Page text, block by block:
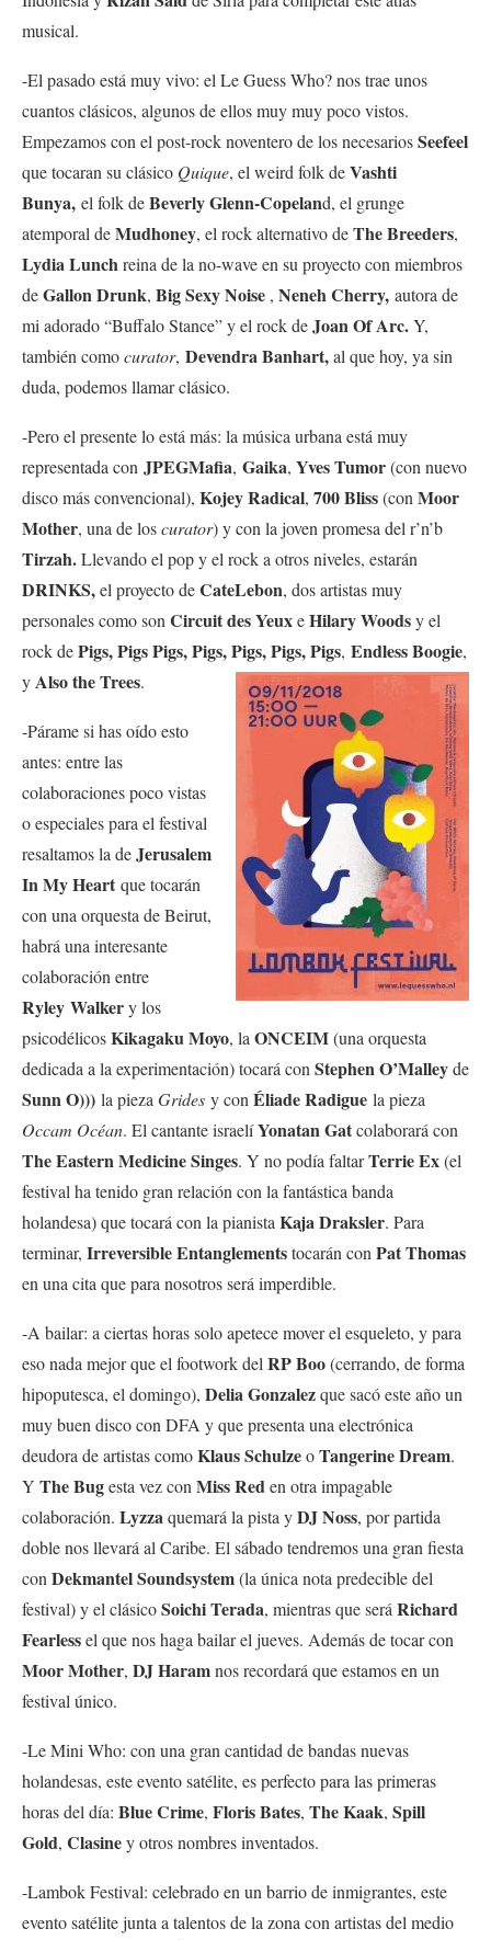
musical.
-El pasado está muy vivo: el Le Guess Who? nos trae unos
cuantos clásicos, algunos de ellos muy muy poco vistos.
Empezamos con el post-rock noventero de los necesariosSeefeel
que tocaran su clásico Quique, el weird folk deVashti
Bunya, el folk deBeverly Glenn-Copeland, el grunge
atemporal deMudhoney, el rock alternativo deThe Breeders,
Lydia Lunchreina de la no-wave en su proyecto con miembros
deGallon Drunk, Big Sexy Noise , Neneh Cherry, autora de
mi adorado “Buffalo Stance” y el rock deJoan Of Arc.Y,
también comocurator, Devendra Banhart,al que hoy, ya sin
duda, podemos llamar clásico.
-Pero el presente lo está más: la música urbana está muy
representada con JPEGMafia, Gaika, Yves Tumor(con nuevo
disco más convencional), Kojey Radical, 700 Bliss(con Moor
Mother, una de loscurator) y con la joven promesa del r’n’b
Tirzah.Llevando el pop y el rock a otros niveles, estarán
DRINKS,el proyecto deCateLebon, dos artistas muy
personales como son Circuit des YeuxeHilary Woodsy el
rock dePigs, Pigs Pigs, Pigs, Pigs, Pigs, Pigs, Endless Boogie,
yAlso the Trees.
-Párame si has oído esto
antes: entre las
colaboraciones poco vistas
o especiales para el festival
resaltamos la deJerusalem
In My Heart que tocarán
con una orquesta de Beirut,
habrá una interesante
colaboración entre
Ryley Walkery los
psicodélicosKikagaku Moyo, la ONCEIM(una orquesta
dedicada a la experimentación) tocará con Stephen O’Malleyde
Sunn O))) la pieza Grides y con Éliade Radigue la pieza
Occam Océan. El cantante israelíYonatan Gatcolaborará con
The Eastern Medicine Singes. Y no podía faltarTerrie Ex(el
festival ha tenido gran relación con la fantástica banda
holandesa) que tocará con la pianista Kaja Draksler. Para
terminar, Irreversible Entanglementstocarán con Pat Thomas
en una cita que para nosotros será imperdible.
-A bailar: a ciertas horas solo apetece mover el esqueleto, y para
eso nada mejor que el footwork del RP Boo(cerrando, de forma
hipoputesca, el domingo), Delia Gonzalezque sacó este año un
muy buen disco con DFA y que presenta una electrónica
deudora de artistas comoKlaus SchulzeoTangerine Dream.
Y The Bugesta vez con Miss Reden otra impagable
colaboración. Lyzzaquemará la pista yDJ Noss, por partida
doble nos llevará al Caribe. El sábado tendremos una gran fiesta
con Dekmantel Soundsystem(la única nota predecible del
festival) y el clásicoSoichi Terada, mientras que será Richard
Fearlessel que nos haga bailar el jueves. Además de tocar con
Moor Mother, DJ Haramnos recordará que estamos en un
festival único.
-Le Mini Who: con una gran cantidad de bandas nuevas
holandesas, este evento satélite, es perfecto para las primeras
horas del día: Blue Crime, Floris Bates, The Kaak, Spill
Gold, Clasiney otros nombres inventados.
-Lambok Festival: celebrado en un barrio de inmigrantes, este
evento satélite junta a talentos de la zona con artistas del medio